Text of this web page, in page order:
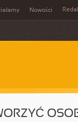
Nowości